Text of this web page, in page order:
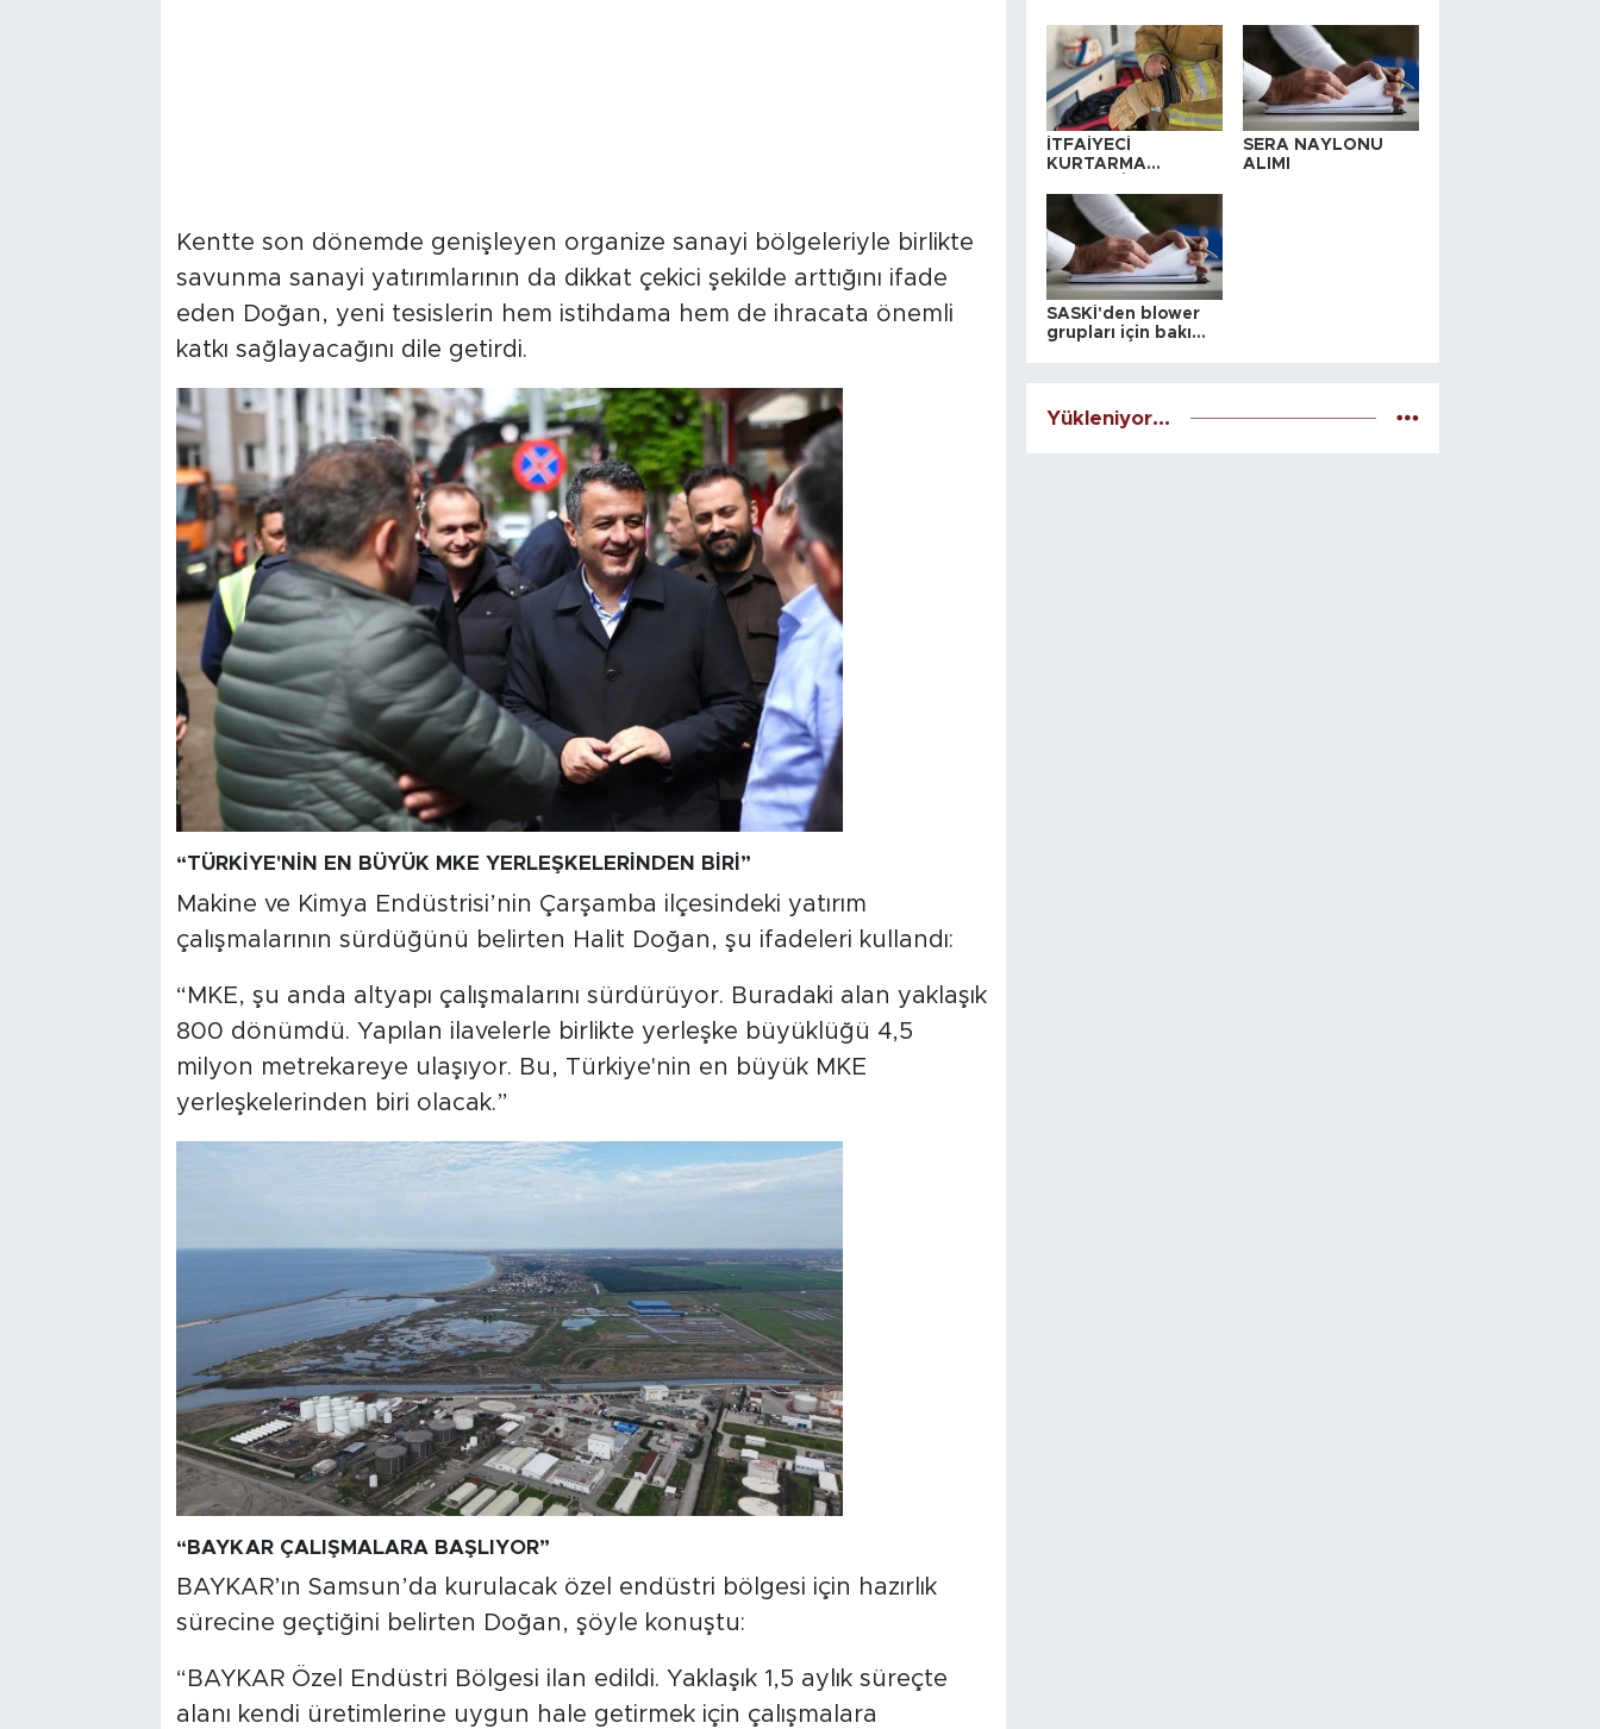
Kentte son dönemde genişleyen organize sanayi bölgeleriyle birlikte
savunma sanayi yatırımlarının da dikkat çekici şekilde arttığını ifade
eden Doğan, yeni tesislerin hem istihdama hem de ihracata önemli
katkı sağlayacağını dile getirdi.
“TÜRKİYE'NİN EN BÜYÜK MKE YERLEŞKELERİNDEN BİRİ”
Makine ve Kimya Endüstrisi’nin Çarşamba ilçesindeki yatırım
çalışmalarının sürdüğünü belirten Halit Doğan, şu ifadeleri kullandı:
“MKE, şu anda altyapı çalışmalarını sürdürüyor. Buradaki alan yaklaşık
800 dönümdü. Yapılan ilavelerle birlikte yerleşke büyüklüğü 4,5
milyon metrekareye ulaşıyor. Bu, Türkiye'nin en büyük MKE
yerleşkelerinden biri olacak.”
“BAYKAR ÇALIŞMALARA BAŞLIYOR”
BAYKAR’ın Samsun’da kurulacak özel endüstri bölgesi için hazırlık
sürecine geçtiğini belirten Doğan, şöyle konuştu:
“BAYKAR Özel Endüstri Bölgesi ilan edildi. Yaklaşık 1,5 aylık süreçte
alanı kendi üretimlerine uygun hale getirmek için çalışmalara
İTFAİYECİ
KURTARMA
ALINACAKTIR
SERA NAYLONU
ALIMI
SASKİ'den blower
grupları için bakım
Yükleniyor...